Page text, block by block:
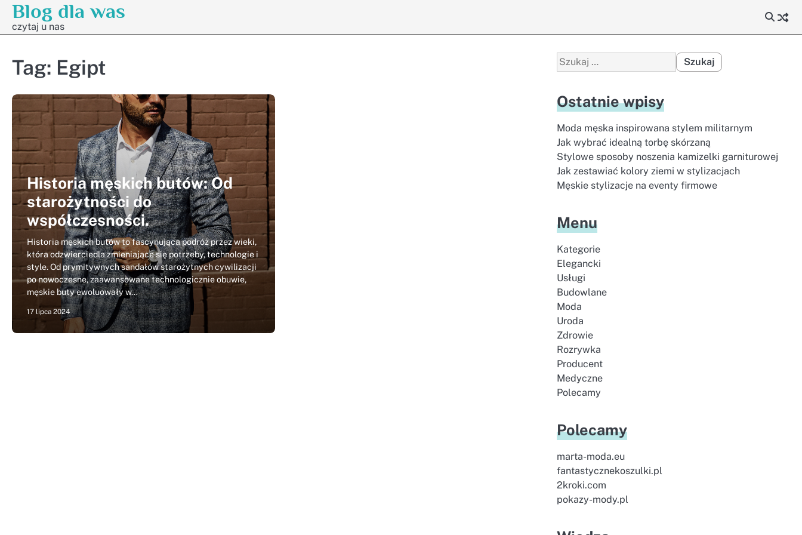
Skip
content
Blog dla was
czytaj u nas
Tag: Egipt
Historia męskich butów: Od
starożytności do
współczesności.
Historia męskich butów to fascynująca podróż przez wieki,
która odzwierciedla zmieniające się potrzeby, technologie i
style. Od prymitywnych sandałów starożytnych cywilizacji
po nowoczesne, zaawansowane technologicznie obuwie,
męskie buty ewoluowały w…
17 lipca 2024
Szukaj:
Ostatnie wpisy
Moda męska inspirowana stylem militarnym
Jak wybrać idealną torbę skórzaną
Stylowe sposoby noszenia kamizelki garniturowej
Jak zestawiać kolory ziemi w stylizacjach
Męskie stylizacje na eventy firmowe
Menu
Kategorie
Elegancki
Usługi
Budowlane
Moda
Uroda
Zdrowie
Rozrywka
Producent
Medyczne
Polecamy
Polecamy
marta-moda.eu
fantastycznekoszulki.pl
2kroki.com
pokazy-mody.pl